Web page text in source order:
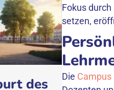
des
Fokus
setzen,
Die